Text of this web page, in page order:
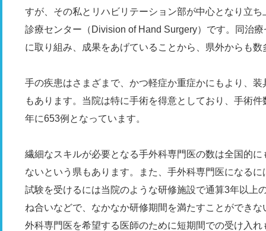
すが、その私とリハビリテーション部が中心となり立
診療センター（Division of Hand Surgery）です。同治
に取り組み、成果をあげていることから、県外からも
手の疾患はさまざまで、かつ軽症か重症かにもより、
もあります。当院は特に手術を得意としており、手術
年に653例となっています。
繊細なスキルが必要となる手外科専門医の数は全国的
ないという県もあります。また、手外科専門医になる
試験を受けるには当院のような研修施設で通算3年以上
ね合いなどで、なかなか研修期間を満たすことができ
外科専門医を希望する医師のために短期間での受け入れ